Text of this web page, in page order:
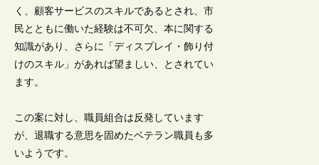
く、顧客サービスのスキルであるとされ、市
民とともに働いた経験は不可欠、本に関する
知識があり、さらに「ディスプレイ・飾り付
けのスキル」があれば望ましい、とされてい
ます。
この案に対し、職員組合は反発しています
が、退職する意思を固めたベテラン職員も多
いようです。